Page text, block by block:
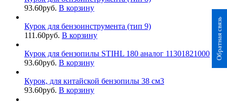
Обратная связь
93.60руб. В корзину
Курок для бензоинструмента (тип 9)
111.60руб. В корзину
Курок для бензопилы STIHL 180 аналог 11301821000
93.60руб. В корзину
Курок, для китайской бензопилы 38 см3
93.60руб. В корзину